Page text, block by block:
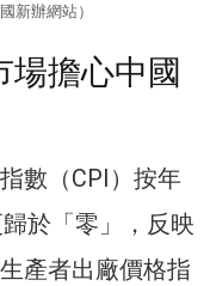
新辦網站）
擔心中國
數（CPI）按年
於「零」，反映
產者出廠價格指